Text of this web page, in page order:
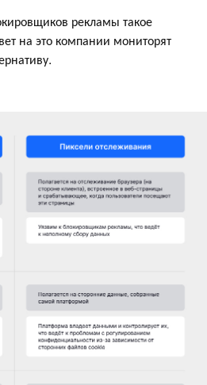
рекламы такое
на это компании мониторят